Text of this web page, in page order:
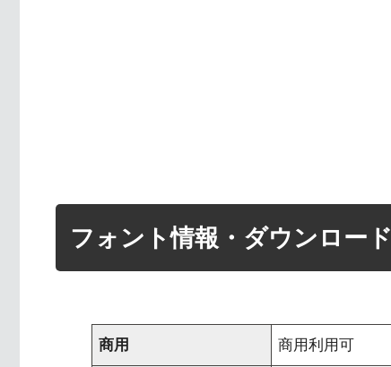
フォント情報・ダウンロード
商用 商用利用可